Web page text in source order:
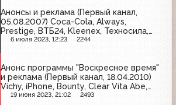
Анонсы и реклама (Первый канал,
05.08.2007) Coca-Cola, Always,
Prestige, ВТБ24, Kleenex, Техносила,
Head&Shoulders, Estrella, Impression
6 июля 2023, 12:23 2244
Анонс программы "Воскресное время"
и реклама (Первый канал, 18.04.2010)
Vichy, iPhone, Bounty, Clear Vita Abe,
Suzuki, Pampers, ЦентрОбувь,
19 июня 2023, 21:02 2493